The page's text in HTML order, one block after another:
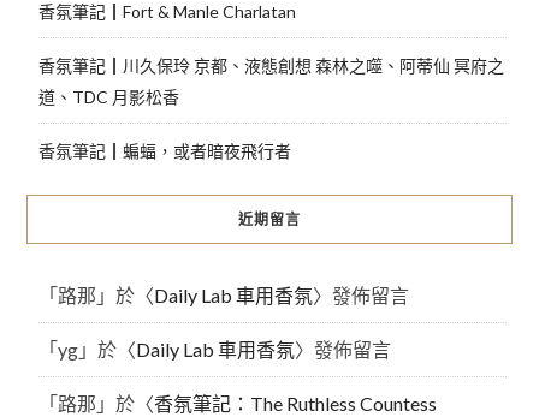
香氛筆記┃Fort & Manle Charlatan
香氛筆記┃川久保玲 京都、液態創想 森林之噬、阿蒂仙 冥府之
道、TDC 月影松香
香氛筆記┃蝙蝠，或者暗夜飛行者
近期留言
「路那 」於〈Daily Lab 車用香氛〉發佈留言
「yg」於〈Daily Lab 車用香氛〉發佈留言
「路那 」於〈香氛筆記：The Ruthless Countess